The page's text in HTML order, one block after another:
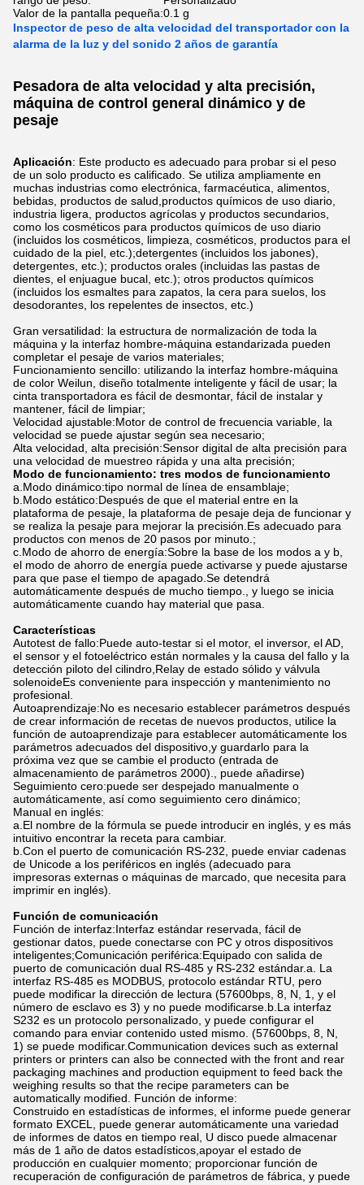
Valor de la pantalla pequeña:0.1 g
Inspector de peso de alta velocidad del transportador con la
alarma de la luz y del sonido 2 años de garantía
Pesadora de alta velocidad y alta precisión,
máquina de control general dinámico y de
pesaje
Aplicación: Este producto es adecuado para probar si el peso
de un solo producto es calificado. Se utiliza ampliamente en
muchas industrias como electrónica, farmacéutica, alimentos,
bebidas, productos de salud,productos químicos de uso diario,
industria ligera, productos agrícolas y productos secundarios,
como los cosméticos para productos químicos de uso diario
(incluidos los cosméticos, limpieza, cosméticos, productos para el
cuidado de la piel, etc.);detergentes (incluidos los jabones),
detergentes, etc.); productos orales (incluidas las pastas de
dientes, el enjuague bucal, etc.); otros productos químicos
(incluidos los esmaltes para zapatos, la cera para suelos, los
desodorantes, los repelentes de insectos, etc.)
Gran versatilidad: la estructura de normalización de toda la
máquina y la interfaz hombre-máquina estandarizada pueden
completar el pesaje de varios materiales;
Funcionamiento sencillo: utilizando la interfaz hombre-máquina
de color Weilun, diseño totalmente inteligente y fácil de usar; la
cinta transportadora es fácil de desmontar, fácil de instalar y
mantener, fácil de limpiar;
Velocidad ajustable:Motor de control de frecuencia variable, la
velocidad se puede ajustar según sea necesario;
Alta velocidad, alta precisión:Sensor digital de alta precisión para
una velocidad de muestreo rápida y una alta precisión;
Modo de funcionamiento: tres modos de funcionamiento
a.Modo dinámico:tipo normal de línea de ensamblaje;
b.Modo estático:Después de que el material entre en la
plataforma de pesaje, la plataforma de pesaje deja de funcionar y
se realiza la pesaje para mejorar la precisión.Es adecuado para
productos con menos de 20 pasos por minuto.;
c.Modo de ahorro de energía:Sobre la base de los modos a y b,
el modo de ahorro de energía puede activarse y puede ajustarse
para que pase el tiempo de apagado.Se detendrá
automáticamente después de mucho tiempo., y luego se inicia
automáticamente cuando hay material que pasa.
Características
Autotest de fallo:Puede auto-testar si el motor, el inversor, el AD,
el sensor y el fotoeléctrico están normales y la causa del fallo y la
detección piloto del cilindro,Relay de estado sólido y válvula
solenoideEs conveniente para inspección y mantenimiento no
profesional.
Autoaprendizaje:No es necesario establecer parámetros después
de crear información de recetas de nuevos productos, utilice la
función de autoaprendizaje para establecer automáticamente los
parámetros adecuados del dispositivo,y guardarlo para la
próxima vez que se cambie el producto (entrada de
almacenamiento de parámetros 2000)., puede añadirse)
Seguimiento cero:puede ser despejado manualmente o
automáticamente, así como seguimiento cero dinámico;
Manual en inglés:
a.El nombre de la fórmula se puede introducir en inglés, y es más
intuitivo encontrar la receta para cambiar.
b.Con el puerto de comunicación RS-232, puede enviar cadenas
de Unicode a los periféricos en inglés (adecuado para
impresoras externas o máquinas de marcado, que necesita para
imprimir en inglés).
Función de comunicación
Función de interfaz:Interfaz estándar reservada, fácil de
gestionar datos, puede conectarse con PC y otros dispositivos
inteligentes;Comunicación periférica:Equipado con salida de
puerto de comunicación dual RS-485 y RS-232 estándar.a. La
interfaz RS-485 es MODBUS, protocolo estándar RTU, pero
puede modificar la dirección de lectura (57600bps, 8, N, 1, y el
número de esclavo es 3) y no puede modificarse.b.La interfaz
S232 es un protocolo personalizado, y puede configurar el
comando para enviar contenido usted mismo. (57600bps, 8, N,
1) se puede modificar.Communication devices such as external
printers or printers can also be connected with the front and rear
packaging machines and production equipment to feed back the
weighing results so that the recipe parameters can be
automatically modified. Función de informe:
Construido en estadísticas de informes, el informe puede generar
formato EXCEL, puede generar automáticamente una variedad
de informes de datos en tiempo real, U disco puede almacenar
más de 1 año de datos estadísticos,apoyar el estado de
producción en cualquier momento; proporcionar función de
recuperación de configuración de parámetros de fábrica, y puede